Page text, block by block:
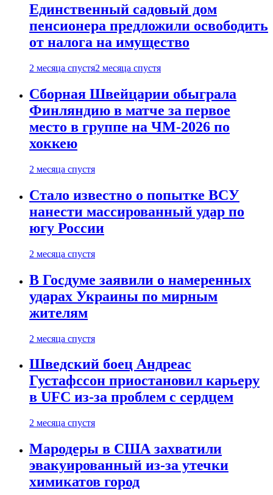
Единственный садовый дом
пенсионера предложили освободить
от налога на имущество
2 месяца спустя2 месяца спустя
Сборная Швейцарии обыграла
Финляндию в матче за первое
место в группе на ЧМ-2026 по
хоккею
2 месяца спустя
Стало известно о попытке ВСУ
нанести массированный удар по
югу России
2 месяца спустя
В Госдуме заявили о намеренных
ударах Украины по мирным
жителям
2 месяца спустя
Шведский боец Андреас
Густафссон приостановил карьеру
в UFC из-за проблем с сердцем
2 месяца спустя
Мародеры в США захватили
эвакуированный из-за утечки
химикатов город